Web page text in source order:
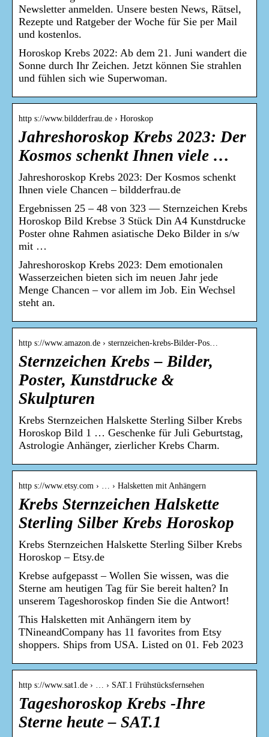
Newsletter anmelden. Unsere besten News, Rätsel,
Rezepte und Ratgeber der Woche für Sie per Mail
und kostenlos.
Horoskop Krebs 2022: Ab dem 21. Juni wandert die
Sonne durch Ihr Zeichen. Jetzt können Sie strahlen
und fühlen sich wie Superwoman.
http s://www.bildderfrau.de › Horoskop
Jahreshoroskop Krebs 2023: Der
Kosmos schenkt Ihnen viele …
Jahreshoroskop Krebs 2023: Der Kosmos schenkt
Ihnen viele Chancen – bildderfrau.de
Ergebnissen 25 – 48 von 323 — Sternzeichen Krebs
Horoskop Bild Krebse 3 Stück Din A4 Kunstdrucke
Poster ohne Rahmen asiatische Deko Bilder in s/w
mit …
Jahreshoroskop Krebs 2023: Dem emotionalen
Wasserzeichen bieten sich im neuen Jahr jede
Menge Chancen – vor allem im Job. Ein Wechsel
steht an.
http s://www.amazon.de › sternzeichen-krebs-Bilder-Pos…
Sternzeichen Krebs – Bilder,
Poster, Kunstdrucke &
Skulpturen
Krebs Sternzeichen Halskette Sterling Silber Krebs
Horoskop Bild 1 … Geschenke für Juli Geburtstag,
Astrologie Anhänger, zierlicher Krebs Charm.
http s://www.etsy.com › … › Halsketten mit Anhängern
Krebs Sternzeichen Halskette
Sterling Silber Krebs Horoskop
Krebs Sternzeichen Halskette Sterling Silber Krebs
Horoskop – Etsy.de
Krebse aufgepasst – Wollen Sie wissen, was die
Sterne am heutigen Tag für Sie bereit halten? In
unserem Tageshoroskop finden Sie die Antwort!
This Halsketten mit Anhängern item by
TNineandCompany has 11 favorites from Etsy
shoppers. Ships from USA. Listed on 01. Feb 2023
http s://www.sat1.de › … › SAT.1 Frühstücksfernsehen
Tageshoroskop Krebs -Ihre
Sterne heute – SAT.1